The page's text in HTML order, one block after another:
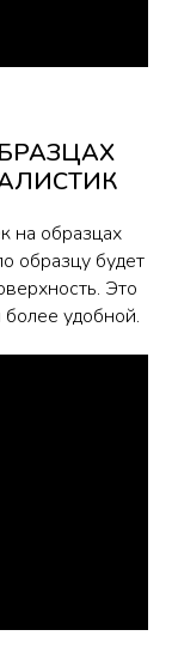
на образцах
образцу будет
Это
более удобной.